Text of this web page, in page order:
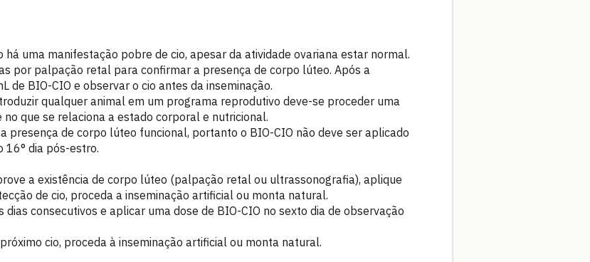
há uma manifestação pobre de cio, apesar da atividade ovariana estar normal.
por palpação retal para confirmar a presença de corpo lúteo. Após a
de BIO-CIO e observar o cio antes da inseminação.
qualquer animal em um programa reprodutivo deve-se proceder uma
que se relaciona a estado corporal e nutricional.
presença de corpo lúteo funcional, portanto o BIO-CIO não deve ser aplicado
16° dia pós-estro.
a existência de corpo lúteo (palpação retal ou ultrassonografia), aplique
de cio, proceda a inseminação artificial ou monta natural.
dias consecutivos e aplicar uma dose de BIO-CIO no sexto dia de observação
cio, proceda à inseminação artificial ou monta natural.